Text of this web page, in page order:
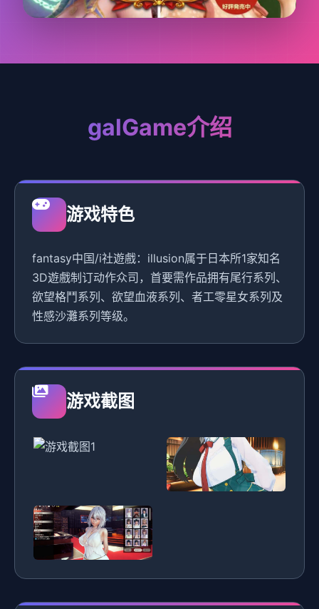
galGame介绍
游戏特色
fantasy中国/i社遊戲：illusion属于日本所1家知名
3D遊戲制订动作众司，首要需作品拥有尾行系列、
欲望格鬥系列、欲望血液系列、者工零星女系列及
性感沙灘系列等级。
游戏截图